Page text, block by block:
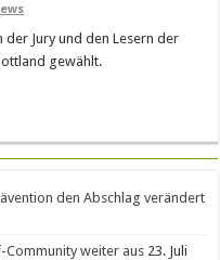
Jury und den Lesern der
gewählt.
den Abschlag verändert
Community weiter aus 23. Juli